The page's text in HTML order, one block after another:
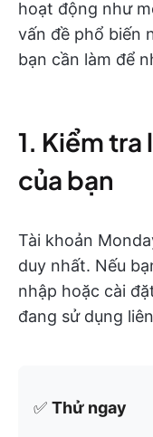
hoạt động như
vấn đề phổ biến
bạn cần làm để
1. Kiểm tra
của bạn
Tài khoản
duy nhất. Nếu
nhập hoặc cài
đang sử dụng
✅ Thử ngay